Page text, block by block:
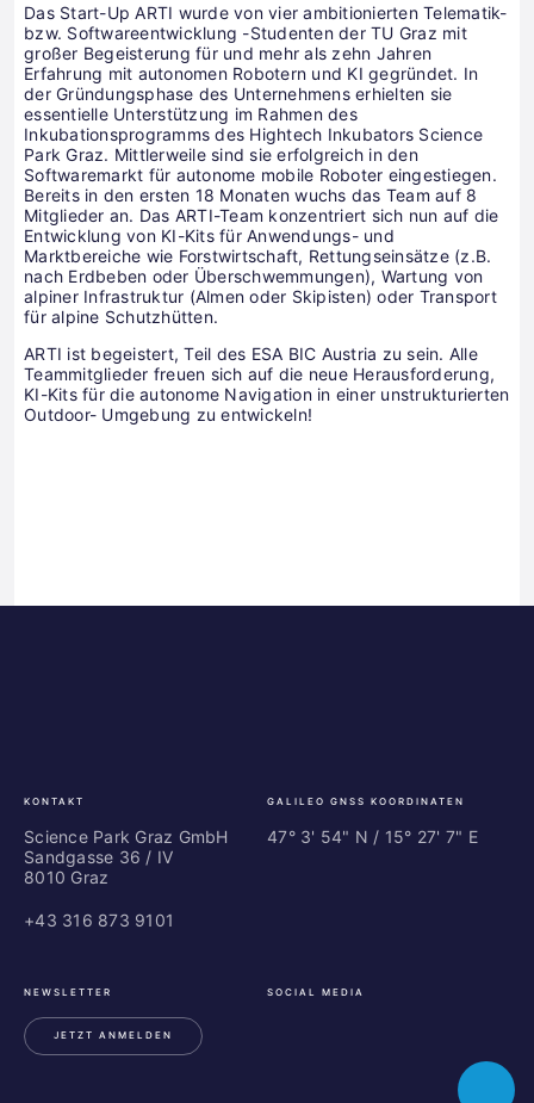
Das Start-Up ARTI wurde von vier ambitionierten Telematik-
bzw. Softwareentwicklung -Studenten der TU Graz mit
großer Begeisterung für und mehr als zehn Jahren
Erfahrung mit autonomen Robotern und KI gegründet. In
der Gründungsphase des Unternehmens erhielten sie
essentielle Unterstützung im Rahmen des
Inkubationsprogramms des Hightech Inkubators Science
Park Graz. Mittlerweile sind sie erfolgreich in den
Softwaremarkt für autonome mobile Roboter eingestiegen.
Bereits in den ersten 18 Monaten wuchs das Team auf 8
Mitglieder an. Das ARTI-Team konzentriert sich nun auf die
Entwicklung von KI-Kits für Anwendungs- und
Marktbereiche wie Forstwirtschaft, Rettungseinsätze (z.B.
nach Erdbeben oder Überschwemmungen), Wartung von
alpiner Infrastruktur (Almen oder Skipisten) oder Transport
für alpine Schutzhütten.
ARTI ist begeistert, Teil des ESA BIC Austria zu sein. Alle
Teammitglieder freuen sich auf die neue Herausforderung,
KI-Kits für die autonome Navigation in einer unstrukturierten
Outdoor- Umgebung zu entwickeln!
KONTAKT
Science Park Graz GmbH
Sandgasse 36 / IV
8010 Graz
+43 316 873 9101
GALILEO GNSS KOORDINATEN
47° 3' 54" N / ­15° 27' 7" E
NEWSLETTER
JETZT ANMELDEN
SOCIAL MEDIA